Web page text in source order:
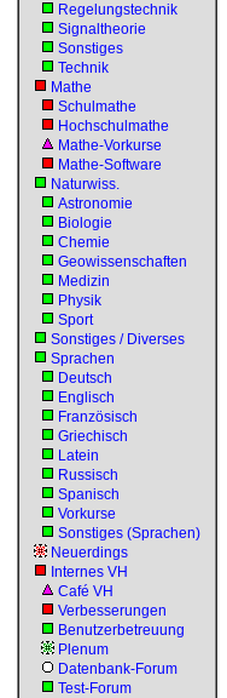
Regelungstechnik
Signaltheorie
Sonstiges
Technik
Mathe
Schulmathe
Hochschulmathe
Mathe-Vorkurse
Mathe-Software
Naturwiss.
Astronomie
Biologie
Chemie
Geowissenschaften
Medizin
Physik
Sport
Sonstiges / Diverses
Sprachen
Deutsch
Englisch
Französisch
Griechisch
Latein
Russisch
Spanisch
Vorkurse
Sonstiges (Sprachen)
Neuerdings
Internes VH
Café VH
Verbesserungen
Benutzerbetreuung
Plenum
Datenbank-Forum
Test-Forum